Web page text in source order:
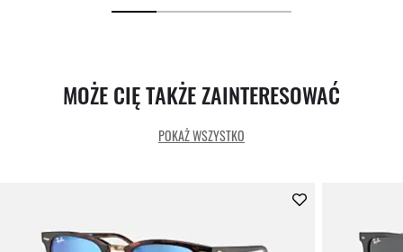
MOŻE CIĘ TAKŻE ZAINTERESOWAĆ
POKAŻ WSZYSTKO